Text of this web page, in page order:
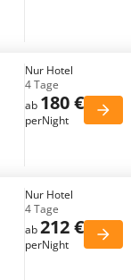
Nur Hotel
4 Tage
ab 180 €
perNight
Nur Hotel
4 Tage
ab212 €
perNight